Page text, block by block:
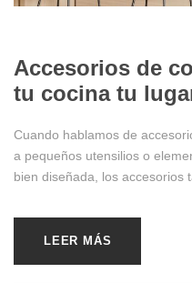
Accesorios de
tu cocina tu
Cuando hablamos de
a pequeños utensilios o
bien diseñada, los accesorios
LEER MÁS